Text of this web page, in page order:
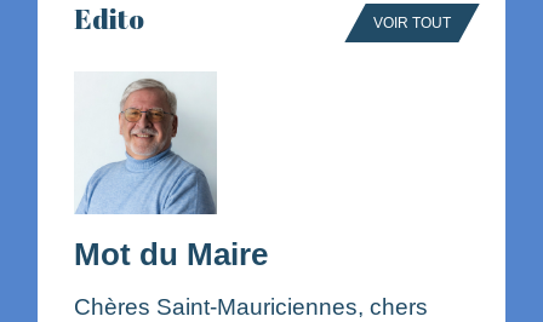
Edito VOIR TOUT
Mot du Maire
Chères Saint-Mauriciennes, chers